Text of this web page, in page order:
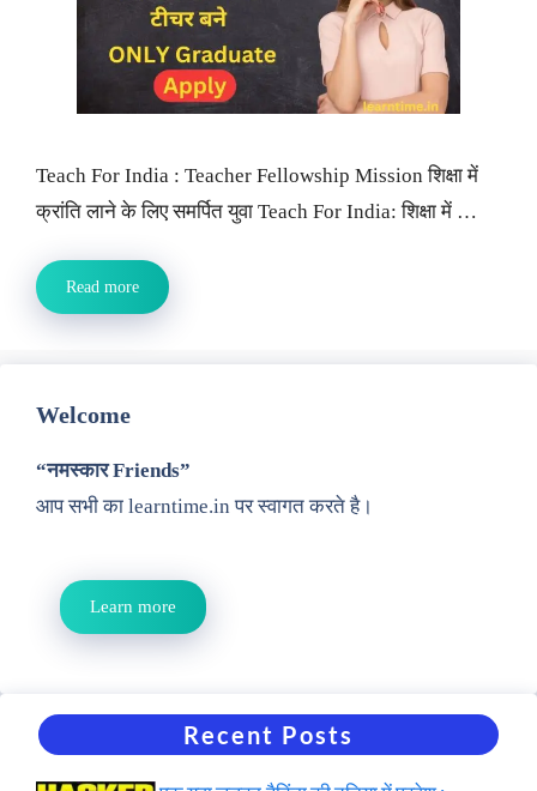
Teach For India : Teacher Fellowship Mission शिक्षा में
क्रांति लाने के लिए समर्पित युवा Teach For India: शिक्षा में …
Read more
Welcome
“नमस्कार Friends”
आप सभी का learntime.in पर स्वागत करते है।
Learn more
Recent Posts